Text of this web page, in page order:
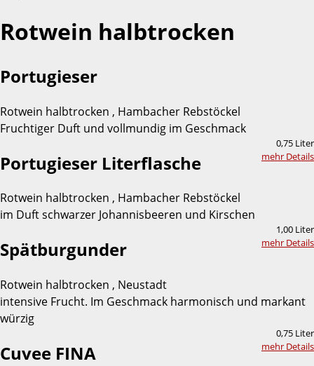
Rotwein halbtrocken
Portugieser
Rotwein halbtrocken , Hambacher Rebstöckel
Fruchtiger Duft und vollmundig im Geschmack
0,75 Liter
mehr Details
Portugieser Literflasche
Rotwein halbtrocken , Hambacher Rebstöckel
im Duft schwarzer Johannisbeeren und Kirschen
1,00 Liter
mehr Details
Spätburgunder
Rotwein halbtrocken , Neustadt
intensive Frucht. Im Geschmack harmonisch und markant
würzig
0,75 Liter
mehr Details
Cuvee FINA